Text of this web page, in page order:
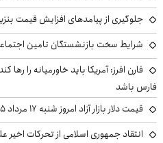
جلوگیری از پیامدهای افزایش قیمت
شرایط سخت بازنشستگان تامین
فارن افرز: آمریکا باید خاورمیانه را
فارس باشد
قیمت دلار بازار آزاد امروز شنبه ۱۷ مرداد ۱۴۰۵
انتقاد جمهوری اسلامی از تحرکات